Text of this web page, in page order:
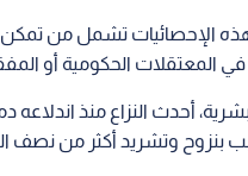
الإحصائيات تشمل من
في المعتقلات الحكومية أو
بنزوح وتشريد أكثر من نصف